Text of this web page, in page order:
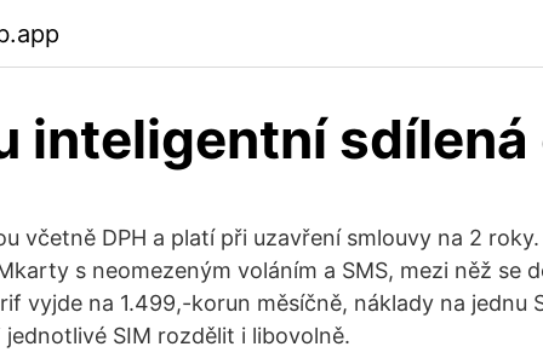
inteligentní sdílená
včetně DPH a platí při uzavření smlouvy na 2
s neomezeným voláním a SMS, mezi něž se
vyjde na 1.499,-korun měsíčně, náklady na jednu
jednotlivé SIM rozdělit i libovolně.